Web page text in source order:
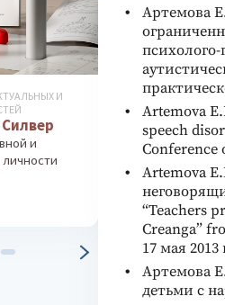
Артемова
Artemova
speech
Conference
Artemova
“Teachers
Creanga”
17 мая 2013
Артемова
детьми с
И
и
ДИАГНОСТИКА
ЛИЧНОСТИ
Методика
путь»
Технология
с помощью
Подробнее